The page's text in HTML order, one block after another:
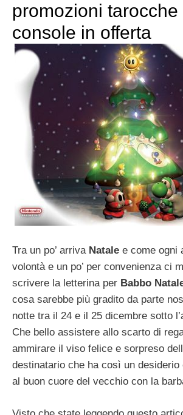
promozioni tarocche
console in offerta
Tra un po’ arriva Natale e come ogni
volontà e un po’ per convenienza ci
scrivere la letterina per Babbo
cosa sarebbe più gradito da parte
notte tra il 24 e il 25 dicembre sotto
Che bello assistere allo scarto di
ammirare il viso felice e sorpreso
destinatario che ha così un desiderio
al buon cuore del vecchio con la